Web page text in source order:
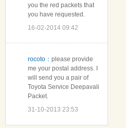
you the red packets that
you have requested.
16-02-2014 09:42
rocoto： please provide
me your postal address. I
will send you a pair of
Toyota Service Deepavali
Packet.
31-10-2013 23:53